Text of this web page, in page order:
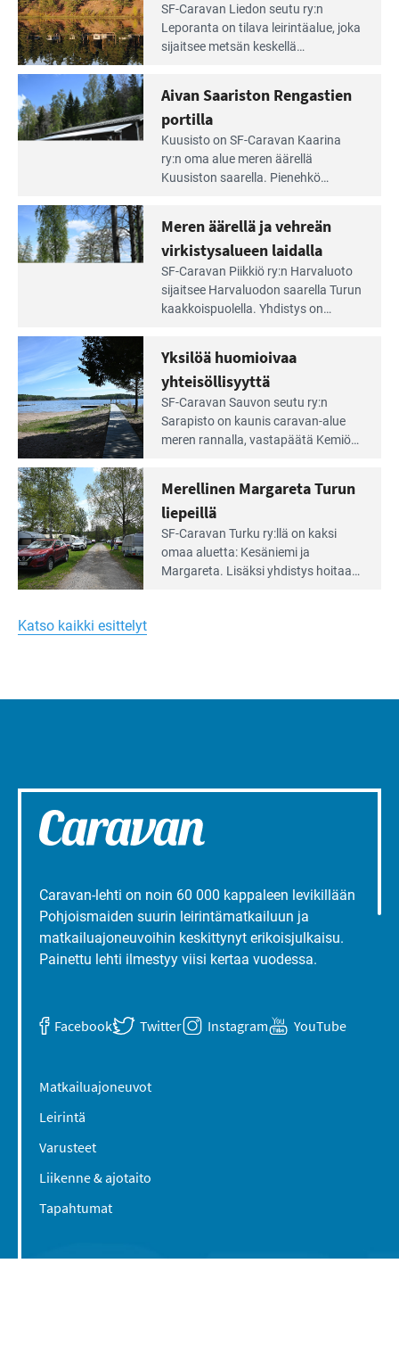
Lue
Leirintäoppaan
artikkeli:
Lampien
rannalla
pääsee
irti
arjesta
SF-Caravan Liedon seutu ry:n
Leporanta on tilava leirintäalue, joka
sijaitsee metsän kes­kellä
tarjoaa ympäris­töineen kauniit
maisemat ja loistavat virkistäytymis­
mahdollisuudet.
Lue
Saariston
Rengastien
portilla
Aivan Saariston Rengastien
portilla
Kuusisto on SF-Caravan Kaarina
ry:n oma alue meren äärellä
Kuusiston saarella. Pie­nehkö
äärellä
ja
vehreän
virkistysalueen
laidalla
Meren äärellä ja vehreän
virkistysalueen laidalla
SF-Caravan Piikkiö ry:n Harvaluoto
sijait­see Harvaluodon saarella Turun
kaakkois­puolella. Yhdistys on
virkistysalueesta.
Lue
Leirintäoppaan
artikkeli:
Yksilöä
huomioivaa
yhteisöllisyyttä
Yksilöä huomioivaa
yhteisöllisyyttä
SF-Caravan Sauvon seutu ry:n
Sarapisto on kaunis caravan-alue
meren rannalla, vasta­päätä Kemiön
kymmenen paikkaa ilman sähköä.
Lue
Leirintäoppaan
artikkeli:
Merellinen
Turun
liepeillä
Merellinen Margareta Turun
liepeillä
SF-Caravan Turku ry:llä on kaksi
omaa aluet­ta: Kesäniemi ja
Margareta. Lisäksi yhdis­tys hoitaa
Katso kaikki esittelyt
Caravan-lehti on noin 60 000 kappaleen levikillään
Pohjoismaiden suurin leirintämatkailuun ja
matkailuajoneuvoihin keskittynyt erikoisjulkaisu.
Painettu lehti ilmestyy viisi kertaa vuodessa.
Facebook Twitter Instagram YouTube
Matkailuajoneuvot
Leirintä
Varusteet
Liikenne & ajotaito
Tapahtumat